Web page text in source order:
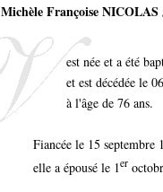
Michèle Françoise NICOLAS
est née et a été
et est décédée le
à l'âge de 76 ans.
Fiancée le 15 septembre
elle a épousé le 1er